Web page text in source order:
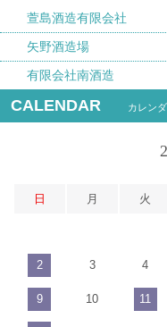
萱島酒造有限会社
矢野酒造場
有限会社南酒造
CALENDAR カレン
日 月 火
2 3 4
9 10 11